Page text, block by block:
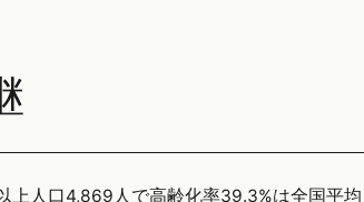
人口4,869人で高齢化率39.3%は全国平